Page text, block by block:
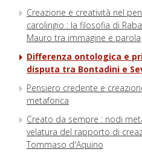
Creazione e creatività nel
carolingio : la filosofia di
Mauro tra immagine e parola
Differenza ontologica e
disputa tra Bontadini e
Pensiero credente e
metaforica
Creato da sempre : nodi
velatura del rapporto di
Tommaso d'Aquino